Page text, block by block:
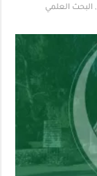
, البحث العلمي